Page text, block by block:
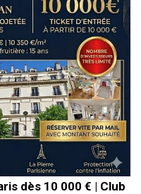
dès 10 000 € | Club